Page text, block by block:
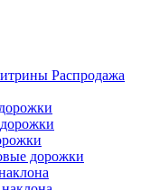
Распродажа
дорожки